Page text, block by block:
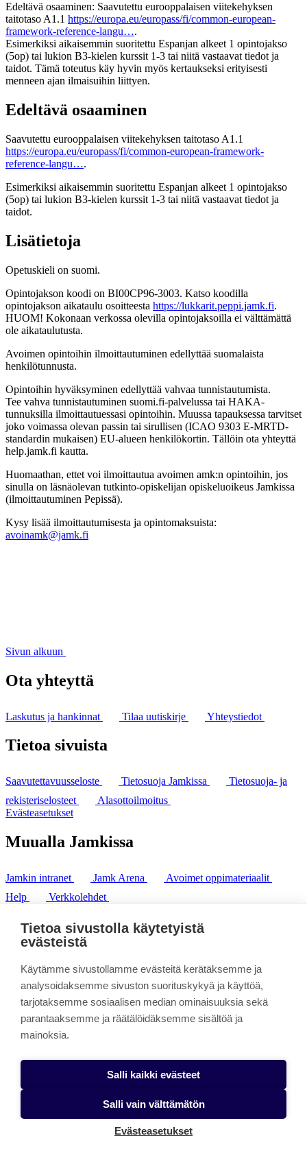
Edeltävä osaaminen: Saavutettu eurooppalaisen viitekehyksen
taitotaso A1.1 https://europa.eu/europass/fi/common-european-
framework-reference-langu….
Esimerkiksi aikaisemmin suoritettu Espanjan alkeet 1 opintojakso
(5op) tai lukion B3-kielen kurssit 1-3 tai niitä vastaavat tiedot ja
taidot. Tämä toteutus käy hyvin myös kertaukseksi erityisesti
menneen ajan ilmaisuihin liittyen.
Edeltävä osaaminen
Saavutettu eurooppalaisen viitekehyksen taitotaso A1.1
https://europa.eu/europass/fi/common-european-framework-
reference-langu….
Esimerkiksi aikaisemmin suoritettu Espanjan alkeet 1 opintojakso
(5op) tai lukion B3-kielen kurssit 1-3 tai niitä vastaavat tiedot ja
taidot.
Lisätietoja
Opetuskieli on suomi.
Opintojakson koodi on BI00CP96-3003. Katso koodilla
opintojakson aikataulu osoitteesta https://lukkarit.peppi.jamk.fi.
HUOM! Kokonaan verkossa olevilla opintojaksoilla ei välttämättä
ole aikataulutusta.
Avoimen opintoihin ilmoittautuminen edellyttää suomalaista
henkilötunnusta.
Opintoihin hyväksyminen edellyttää vahvaa tunnistautumista.
Tee vahva tunnistautuminen suomi.fi-palvelussa tai HAKA-
tunnuksilla ilmoittautuessasi opintoihin. Muussa tapauksessa tarvitset
joko voimassa olevan passin tai sirullisen (ICAO 9303 E-MRTD-
standardin mukaisen) EU-alueen henkilökortin. Tällöin ota yhteyttä
help.jamk.fi kautta.
Huomaathan, ettet voi ilmoittautua avoimen amk:n opintoihin, jos
sinulla on läsnäolevan tutkinto-opiskelijan opiskeluoikeus Jamkissa
(ilmoittautuminen Pepissä).
Kysy lisää ilmoittautumisesta ja opintomaksuista:
avoinamk@jamk.fi
Sivun alkuun
Ota yhteyttä
Laskutus ja hankinnat Tilaa uutiskirje Yhteystiedot
Tietoa sivuista
Saavutettavuusseloste Tietosuoja Jamkissa
Tietosuoja- ja
rekisteriselosteet
Alasottoilmoitus
Evästeasetukset
Muualla Jamkissa
Jamkin intranet Jamk Arena
Avoimet oppimateriaalit
Help
Verkkolehdet
puh. +358 20 743 8100
fax. +358 14 449 9694
Tietoa sivustolla käytetyistä
evästeistä
Käytämme sivustollamme evästeitä kerätäksemme ja
analysoidaksemme sivuston suorituskykyä ja käyttöä,
tarjotaksemme sosiaalisen median ominaisuuksia sekä
parantaaksemme ja räätälöidäksemme sisältöä ja
mainoksia.
Salli kaikki evästeet
Salli vain välttämätön
Evästeasetukset